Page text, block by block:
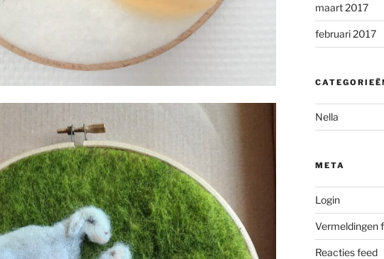
maart 2017
februari 2017
Nella
META
Login
Vermeldingen
Reacties feed